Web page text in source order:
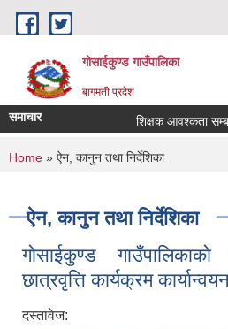
Skip to main content
गोसाईकुण्ड गाउँपालिका
बागमती प्रदेश
समाचार शिक्षक आवश्कता
You are here
Home » ऐन, कानुन तथा निर्देशिका
ऐन, कानुन तथा निर्देशिका
गोसाईकुण्ड
छात्रवृत्ति कार्यक्रम
दस्तावेज: